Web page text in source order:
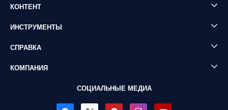
КОНТЕНТ
ИНСТРУМЕНТЫ
СПРАВКА
КОМПАНИЯ
СОЦИАЛЬНЫЕ МЕДИА